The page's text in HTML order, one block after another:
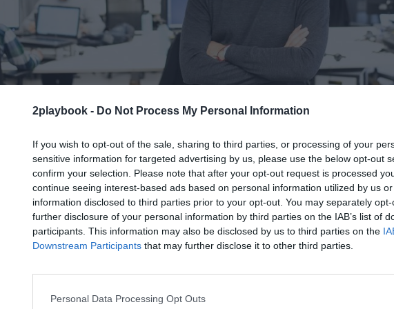
2playbook - Do Not Process My Personal Information
If you wish to opt-out of the sale, sharing to third parties, or processing of your
sensitive information for targeted advertising by us, please use the below opt-out
confirm your selection. Please note that after your opt-out request is processed
continue seeing interest-based ads based on personal information utilized by us
information disclosed to third parties prior to your opt-out. You may separately
further disclosure of your personal information by third parties on the IAB’s list of
participants. This information may also be disclosed by us to third parties on the
Downstream Participants that may further disclose it to other third parties.
Personal Data Processing Opt Outs
Guardar Me gusta
Deporvillage cierra una etapa. El cofundador delecommerce
Pladellorens, ha anunciado su salida de la compañía tras 12 años
frentejunto al otro cofundador de Deporvillage, Ángel Corcuera. Se
que Corcuera también abandone la empresa en los próximos
posteriormente podrán ser comprados a un precio que, si bien no
desvelado, sí está limitado.